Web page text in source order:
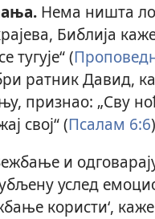
Нема ништа
Библија
тугује“ (
ратник Давид,
признао: „Сву
свој“ (Псалам 6:6
и
услед
користи‘,